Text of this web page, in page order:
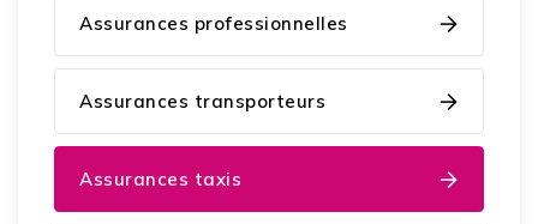
Assurances professionnelles
Assurances transporteurs
Assurances taxis